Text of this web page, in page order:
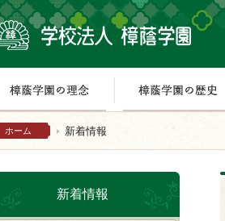
樟蔭学園の理念
ホーム 新着情報
新着情報